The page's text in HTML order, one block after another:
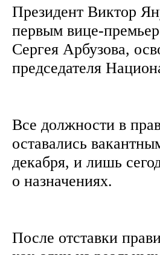
Президент Виктор
первым вице-
Сергея Арбузова,
председателя
Все должности в
оставались
декабря, и лишь
о назначениях.
После отставки